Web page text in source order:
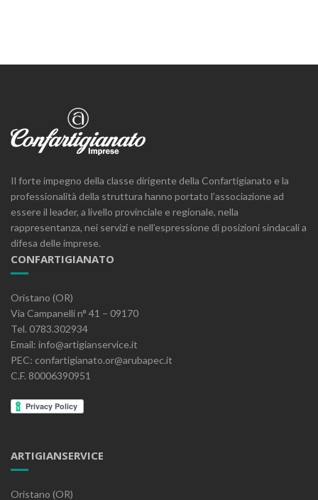
Il forte impegno della classe dirigente della Confartigianato e la
professionalità della struttura hanno portato l’associazione ad
essere il leader, a livello provinciale e regionale, nella
rappresentanza, nei servizi e nell’espressione di posizioni sindacali a
difesa delle imprese.
CONFARTIGIANATO
Oristano (OR)
Via Campanelli n° 41 – 09170
Tel. 0783.302934
Email: info@artigianservice.it
PEC: confartigianato.or@arubapec.it
C.F. 80006390951
ARTIGIANSERVICE
Oristano (OR)